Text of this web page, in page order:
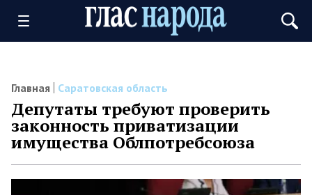
Главная Саратовская область
Депутаты требуют проверить
законность приватизации
имущества Облпотребсоюза